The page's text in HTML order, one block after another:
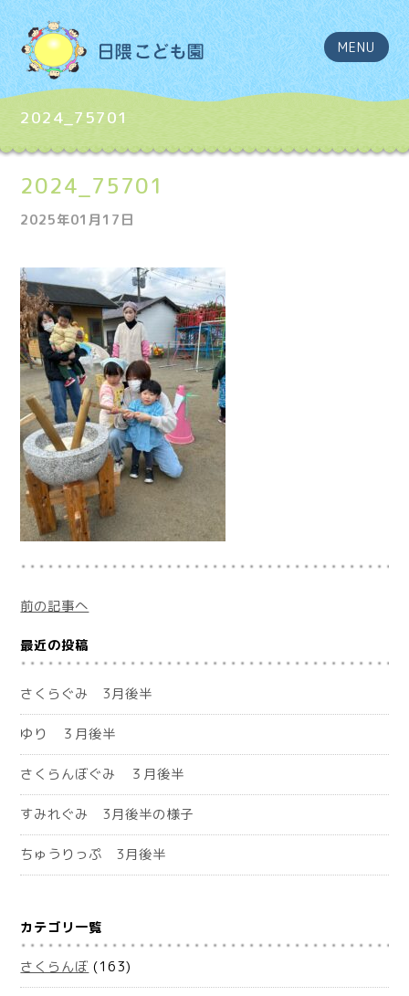
MENU
2024_75701
2024_75701
2025年01月17日
前の記事へ
最近の投稿
さくらぐみ 3月後半
ゆり ３月後半
さくらんぼぐみ ３月後半
すみれぐみ 3月後半の様子
ちゅうりっぷ 3月後半
カテゴリ一覧
さくらんぼ (163)